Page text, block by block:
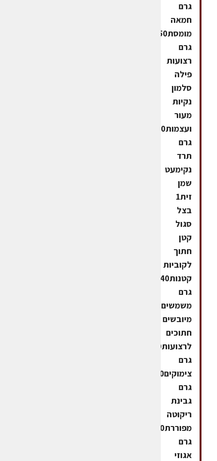
גרם
חמאה
מומסת250
גרם
רצועות
פילה
סלמון
נקיות
מעור
ועצמות200
גרם
תרד
נקימעט
שמן
זית1
בצל
סגול
קטן
חתוך
לקוביות
קטנות40
גרם
משמשים
מיובשים
חתוכים
לרצועות20
גרם
צימוקים100
גרם
גבינת
ריקוטה
מפוררת30
גרם
אגוזי